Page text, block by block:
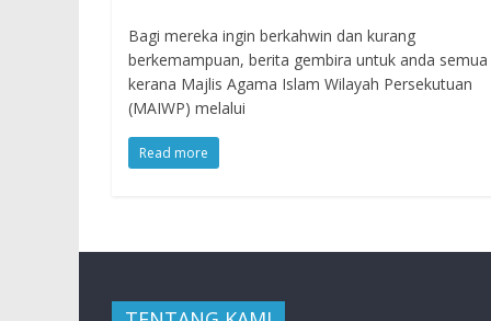
Bagi mereka ingin berkahwin dan kurang
berkemampuan, berita gembira untuk anda semua
kerana Majlis Agama Islam Wilayah Persekutuan
(MAIWP) melalui
Read more